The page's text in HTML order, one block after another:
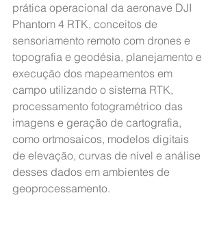
prática operacional da aeronave DJI
Phantom 4 RTK, conceitos de
sensoriamento remoto com drones e
topografia e geodésia, planejamento e
execução dos mapeamentos em
campo utilizando o sistema RTK,
processamento fotogramétrico das
imagens e geração de cartografia,
como ortmosaicos, modelos digitais
de elevação, curvas de nível e análise
desses dados em ambientes de
geoprocessamento.